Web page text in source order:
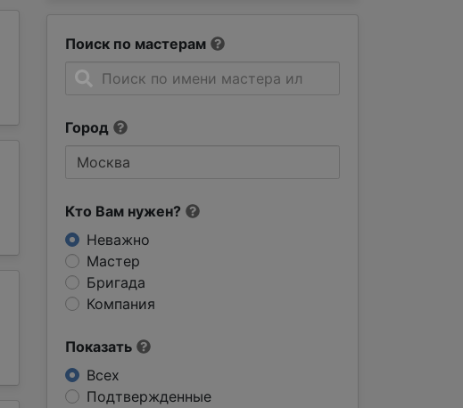
Поиск по мастерам
Город
Кто Вам нужен?
Неважно
Мастер
Бригада
Компания
Показать
Всех
Подтвержденные